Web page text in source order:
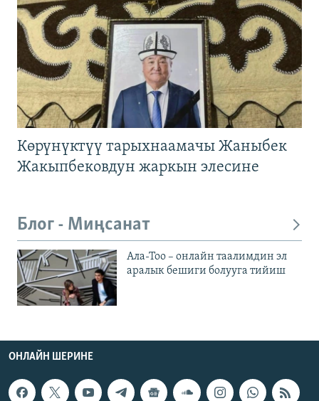
Көрүнүктүү тарыхнаамачы Жаныбек
Жакыпбековдун жаркын элесине
Блог - Миңсанат
Ала-Тоо – онлайн таалимдин эл
аралык бешиги болууга тийиш
ОНЛАЙН ШЕРИНЕ